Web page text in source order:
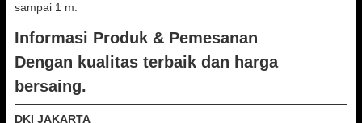
sampai 1 m.
Informasi Produk & Pemesanan
Dengan kualitas terbaik dan harga
bersaing.
DKI JAKARTA